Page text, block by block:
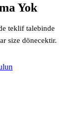
Yok
teklif talebinde
size dönecektir.